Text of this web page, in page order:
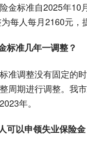
金标准自2025年10
每人每月2160元，
标准几年一调整？
准调整没有固定的
周期进行调整。我
年。
可以申领失业保险金